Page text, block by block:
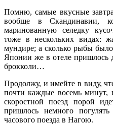
Помню, самые вкусные
вообще в Скандинавии,
маринованную селедку
тоже в нескольких видах:
мундире; а сколько рыбы было
Японии же в отеле пришлось
брокколи…
Продолжу, и имейте в виду,
почти каждые восемь
скоростной поезд порой
пришлось немного
часового поезда в Нагою.